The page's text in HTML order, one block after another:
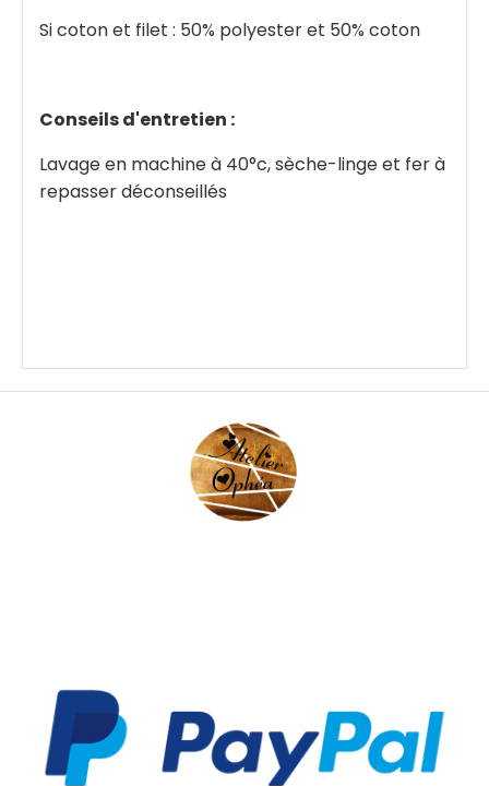
Si coton et filet : 50% polyester et 50% coton
Conseils d'entretien :
Lavage en machine à 40°c, sèche-linge et fer à
repasser déconseillés